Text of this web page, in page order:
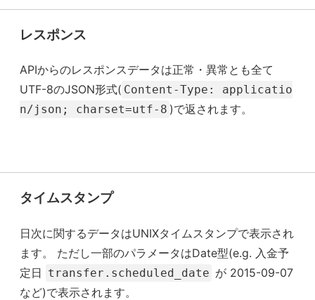
レスポンス
APIからのレスポンスデータは正常・異常とも全て
UTF-8のJSON形式( Content-Type: applicatio
n/json; charset=utf-8 )で返されます。
タイムスタンプ
日次に関するデータはUNIXタイムスタンプで表示され
ます。 ただし一部のパラメータはDate型(e.g. 入金予
定日 transfer.scheduled_date が 2015-09-07
など)で表示されます。